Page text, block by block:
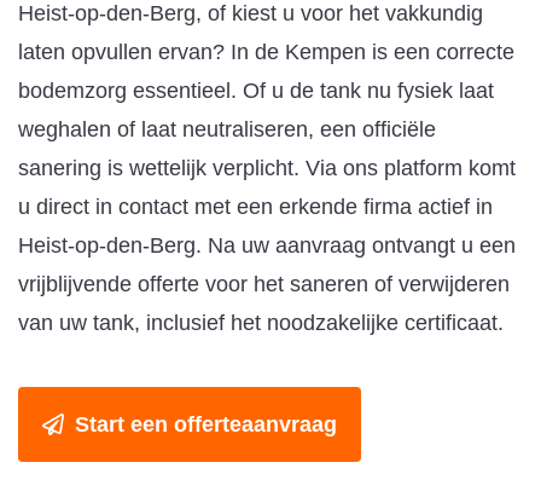
Heist-op-den-Berg, of kiest u voor het vakkundig
laten opvullen ervan? In de Kempen is een correcte
bodemzorg essentieel. Of u de tank nu fysiek laat
weghalen of laat neutraliseren, een officiële
sanering is wettelijk verplicht. Via ons platform komt
u direct in contact met een erkende firma actief in
Heist-op-den-Berg. Na uw aanvraag ontvangt u een
vrijblijvende offerte voor het saneren of verwijderen
van uw tank, inclusief het noodzakelijke certificaat.
Start een offerteaanvraag